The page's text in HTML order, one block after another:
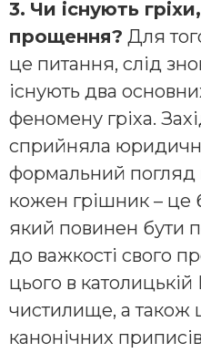
3. Чи існують
прощення? Для
це питання, слід
існують два
феномену гріха.
сприйняла
формальний погляд
кожен грішник – це
який повинен бути
до важкості свого
цього в католицькій
чистилище, а також
канонічних